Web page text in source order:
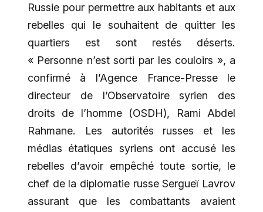
Russie pour permettre aux habitants et aux
rebelles qui le souhaitent de quitter les
quartiers est sont restés déserts.
« Personne n’est sorti par les couloirs », a
confirmé à l’Agence France-Presse le
directeur de l’Observatoire syrien des
droits de l’homme (OSDH), Rami Abdel
Rahmane. Les autorités russes et les
médias étatiques syriens ont accusé les
rebelles d’avoir empêché toute sortie, le
chef de la diplomatie russe Sergueï Lavrov
assurant que les combattants avaient